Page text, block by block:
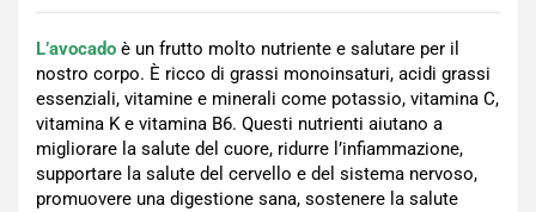
L’avocado è un frutto molto nutriente e salutare per il
nostro corpo. È ricco di grassi monoinsaturi, acidi grassi
essenziali, vitamine e minerali come potassio, vitamina C,
vitamina K e vitamina B6. Questi nutrienti aiutano a
migliorare la salute del cuore, ridurre l’infiammazione,
supportare la salute del cervello e del sistema nervoso,
promuovere una digestione sana, sostenere la salute